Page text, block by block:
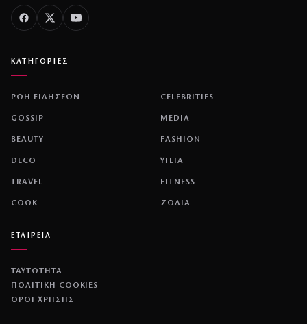
ΚΑΤΗΓΟΡΙΕΣ
ΡΟΗ ΕΙΔΗΣΕΩΝ CELEBRITIES
GOSSIP MEDIA
BEAUTY FASHION
DECO ΥΓΕΙΑ
TRAVEL FITNESS
COOK ΖΩΔΙΑ
ΕΤΑΙΡΕΙΑ
ΤΑΥΤΟΤΗΤΑ
ΠΟΛΙΤΙΚΉ COOKIES
ΌΡΟΙ ΧΡΉΣΗΣ